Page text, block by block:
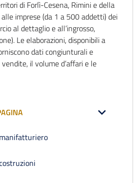
di Forlì-Cesena, Rimini e della
imprese (da 1 a 500 addetti) dei
al dettaglio e all’ingrosso,
Le elaborazioni, disponibili a
dati congiunturali e
il volume d’affari e le